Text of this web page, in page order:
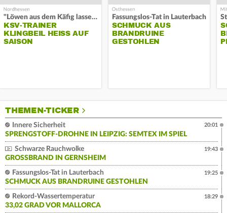
"Löwen aus dem Käfig lassen"
KSV-TRAINER
KLINGBEIL HEISS AUF S
AISON
Fassungslos-Tat in Lauterbach
SCHMUCK AUS
BRANDRUINE
GESTOHLEN
THEMEN-TICKER
Innere Sicherheit
SPRENGSTOFF-DROHNE IN LEIPZIG: SEMTEX IM SPIEL
20:01
Schwarze Rauchwolke
GROSSBRAND IN GERNSHEIM
19:43
Fassungslos-Tat in Lauterbach
SCHMUCK AUS BRANDRUINE GESTOHLEN
19:25
Rekord-Wassertemperatur
33,02 GRAD VOR MALLORCA
18:29